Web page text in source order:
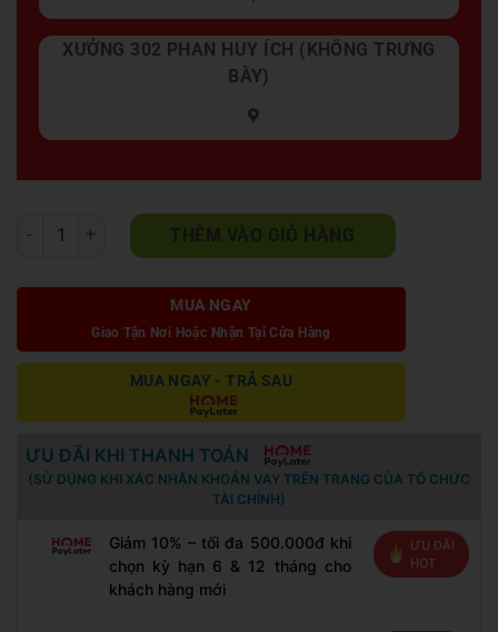
XƯỞNG 302 PHAN HUY ÍCH (KHÔNG TRƯNG
BÀY)
Ghế đôn sofa tròn giật nút nhiều D030 số lượng
MUA NGAY
Giao Tận Nơi Hoặc Nhận Tại Cửa Hàng
MUA NGAY - TRẢ SAU
ƯU ĐÃI KHI THANH TOÁN
(SỬ DỤNG KHI XÁC NHẬN KHOẢN VAY TRÊN TRANG CỦA TỔ CHỨC
TÀI CHÍNH)
Giảm 10% – tối đa 500.000đ khi
chọn kỳ hạn 6 & 12 tháng cho
khách hàng mới
ƯU ĐÃI
HOT